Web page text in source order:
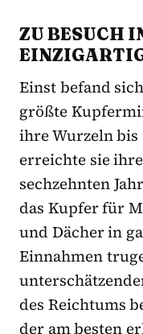
ZU BESUCH
Einst befand
größte
ihre Wurzeln bis
erreichte sie
sechzehnten
das Kupfer für
und Dächer in
Einnahmen
des Reichtums
der am besten